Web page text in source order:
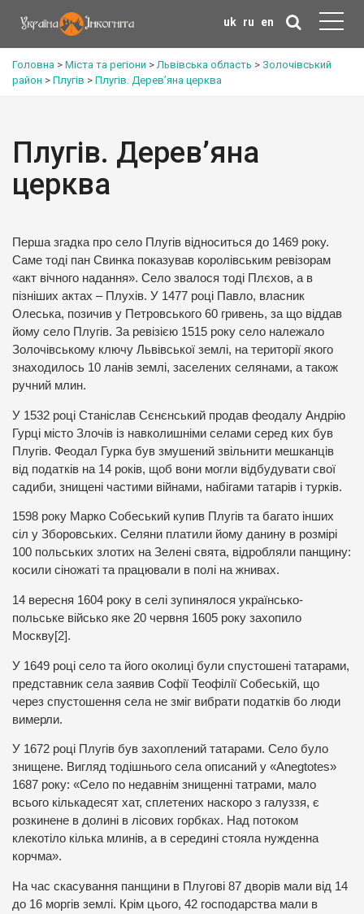
uk ru en
Головна > Міста та регіони >Львівська область > Золочівський
район > Плугів > Плугів. Дерев’яна церква
Плугів. Дерев’яна
церква
Перша згадка про село Плугів відноситься до 1469 року.
Саме тоді пан Свинка показував королівським ревізорам
«акт вічного надання». Село звалося тоді Плєхов, а в
пізніших актах – Плухів. У 1477 році Павло, власник
Олеська, позичив у Петровського 60 гривень, за що віддав
йому село Плугів. За ревізією 1515 року село належало
Золочівському ключу Львівської землі, на території якого
знаходилось 10 ланів землі, заселених селянами, а також
ручний млин.
У 1532 році Станіслав Сєнєнський продав феодалу Андрію
Гурці місто Злочів із навколишніми селами серед ких був
Плугів. Феодал Гурка був змушений звільнити мешканців
від податків на 14 років, щоб вони могли відбудувати свої
садиби, знищені частими війнами, набігами татарів і турків.
1598 року Марко Собеський купив Плугів та багато інших
сіл у Зборовських. Селяни платили йому данину в розмірі
100 польських злотих на Зелені свята, відробляли панщину:
косили сіножаті та працювали в полі на жнивах.
14 вересня 1604 року в селі зупинялося українсько-
польське військо яке 20 червня 1605 року захопило
Москву[2].
У 1649 році село та його околиці були спустошені татарами,
представник села заявив Софії Теофілії Собеській, що
через спустошення села не зміг вибрати податків бо люди
вимерли.
У 1672 році Плугів був захоплений татарами. Село було
знищене. Вигляд тодішнього села описаний у «Anegtotes»
1687 року: «Село по недавнім знищенні татрами, мало
всього кількадесят хат, сплетених наскоро з галуззя, є
розкинене в долині в лісових горбках. Над потоком
клекотіло кілька млинів, а в середині стояла нужденна
корчма».
На час скасування панщини в Плугові 87 дворів мали від 14
до 16 моргів землі. Крім цього, 42 господарства мали в